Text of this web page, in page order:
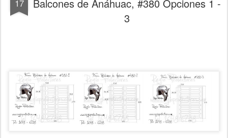
17
Balcones de Anáhuac, #380 Opciones 1 -
3